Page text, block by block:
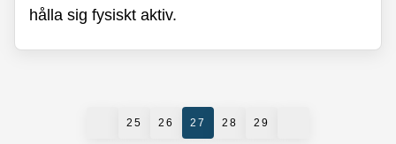
hålla sig fysiskt aktiv.
25 26 27 28 29